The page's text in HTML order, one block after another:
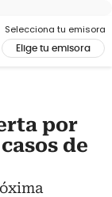
Selecciona tu emisora
Elige tu emisora
por
de